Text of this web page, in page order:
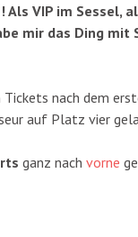
Als VIP im Sessel,
mir das Ding mit
nach dem
auf Platz vier
ganz nach vorne